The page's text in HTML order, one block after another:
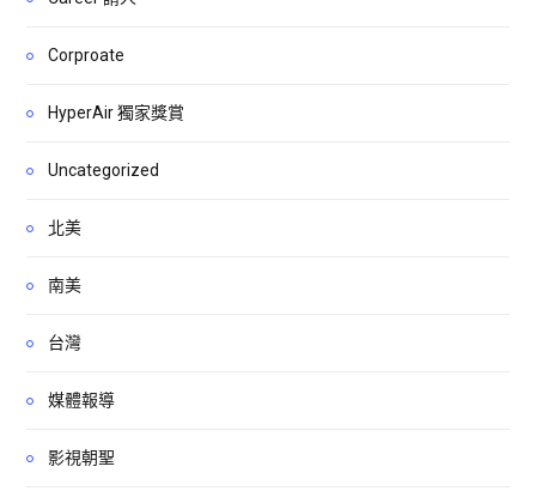
Corproate
HyperAir 獨家獎賞
Uncategorized
北美
南美
台灣
媒體報導
影視朝聖